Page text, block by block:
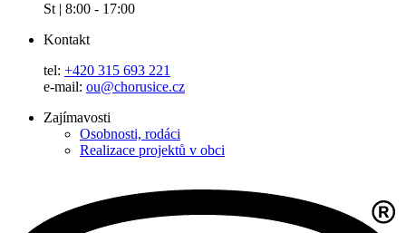
St | 8:00 - 17:00
Kontakt
tel: +420 315 693 221
e-mail: ou@chorusice.cz
Zajímavosti
Osobnosti, rodáci
Realizace projektů v obci